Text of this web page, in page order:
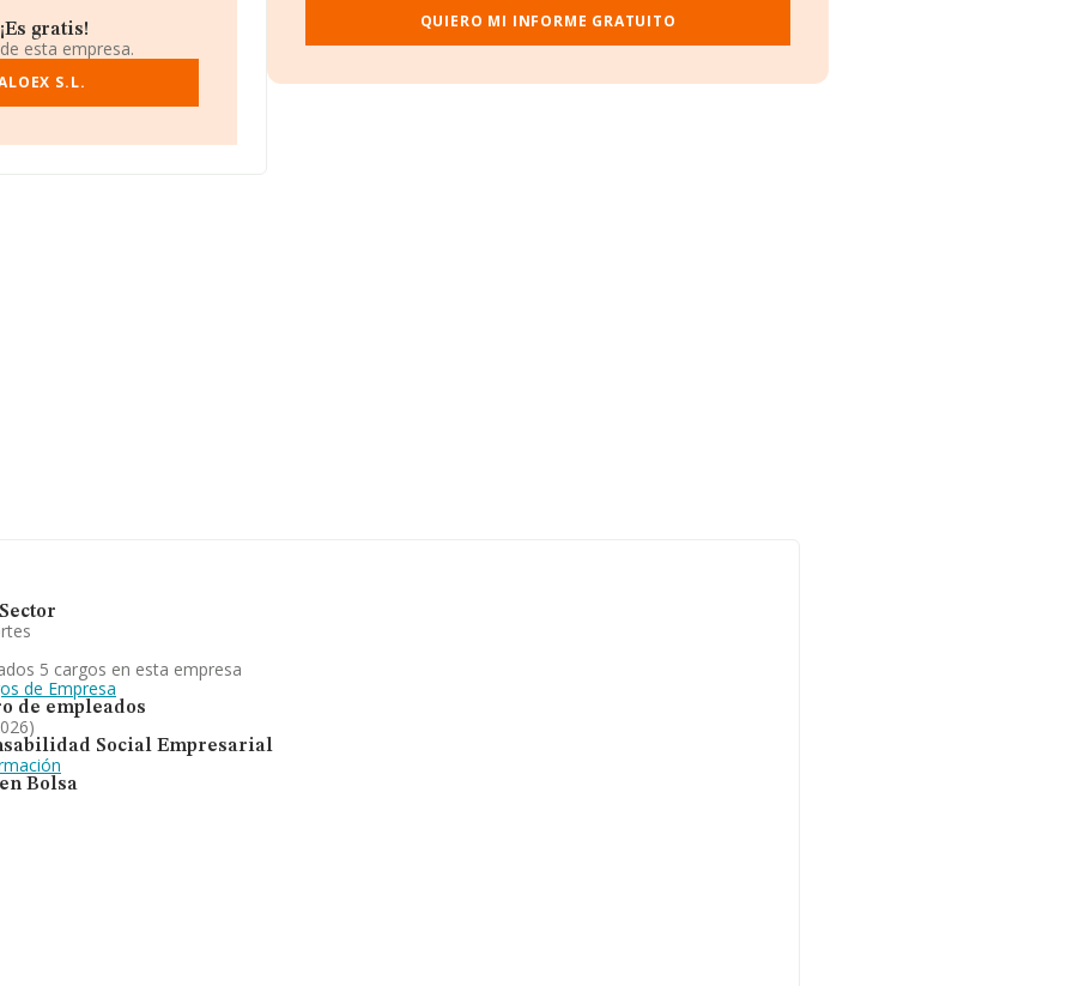
Srl
más abajo, en la
son las compañías que la
yAsf Gestión S.L
S.LyPolymers Service
gratis!
esta empresa.
S.L.
QUIERO MI INFORME GRATUITO
5 cargos en esta empresa
de Empresa
de empleados
Social Empresarial
Bolsa